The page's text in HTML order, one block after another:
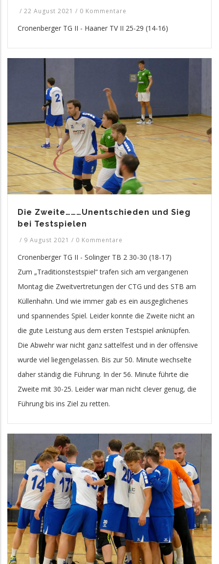
/ 22 August 2021 / 0 Kommentare
Cronenberger TG II - Haaner TV II 25-29 (14-16)
Die Zweite………Unentschieden und Sieg
bei Testspielen
/ 9 August 2021 / 0 Kommentare
Cronenberger TG II - Solinger TB 2 30-30 (18-17)
Zum „Traditionstestspiel“ trafen sich am vergangenen
Montag die Zweitvertretungen der CTG und des STB am
Küllenhahn. Und wie immer gab es ein ausgeglichenes
und spannendes Spiel. Leider konnte die Zweite nicht an
die gute Leistung aus dem ersten Testspiel anknüpfen.
Die Abwehr war nicht ganz sattelfest und in der offensive
wurde viel liegengelassen. Bis zur 50. Minute wechselte
daher ständig die Führung. In der 56. Minute führte die
Zweite mit 30-25. Leider war man nicht clever genug, die
Führung bis ins Ziel zu retten.